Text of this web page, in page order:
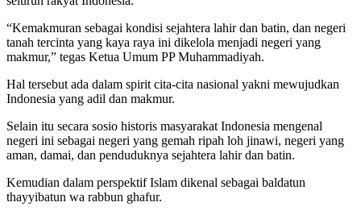
“Kemakmuran sebagai kondisi sejahtera lahir dan batin, dan negeri
tanah tercinta yang kaya raya ini dikelola menjadi negeri yang
makmur,” tegas Ketua Umum PP Muhammadiyah.
Hal tersebut ada dalam spirit cita-cita nasional yakni mewujudkan
Indonesia yang adil dan makmur.
Selain itu secara sosio historis masyarakat Indonesia mengenal
negeri ini sebagai negeri yang gemah ripah loh jinawi, negeri yang
aman, damai, dan penduduknya sejahtera lahir dan batin.
Kemudian dalam perspektif Islam dikenal sebagai baldatun
thayyibatun wa rabbun ghafur.